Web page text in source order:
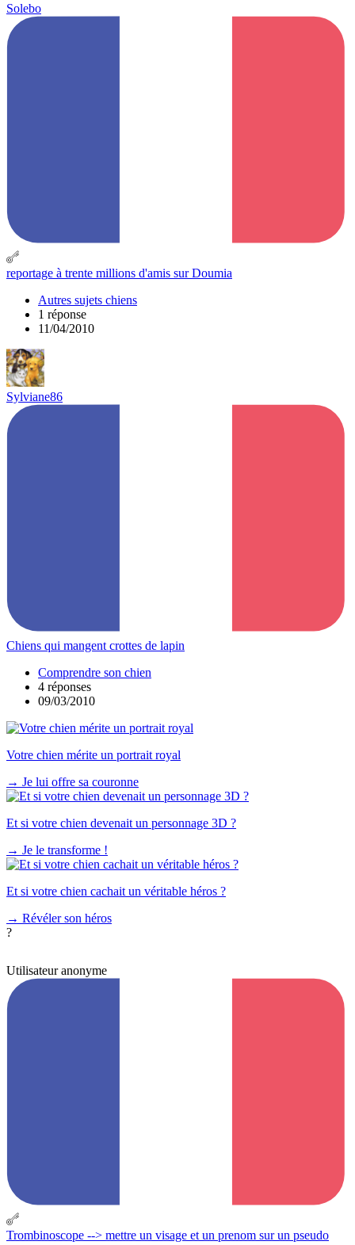
Solebo
reportage à trente millions d'amis sur Doumia
Autres sujets chiens
1 réponse
11/04/2010
Sylviane86
Chiens qui mangent crottes de lapin
Comprendre son chien
4 réponses
09/03/2010
Votre chien mérite un portrait royal
→ Je lui offre sa couronne
Et si votre chien devenait un personnage 3D ?
→ Je le transforme !
Et si votre chien cachait un véritable héros ?
→ Révéler son héros
?
Utilisateur anonyme
Trombinoscope --> mettre un visage et un prenom sur un pseudo